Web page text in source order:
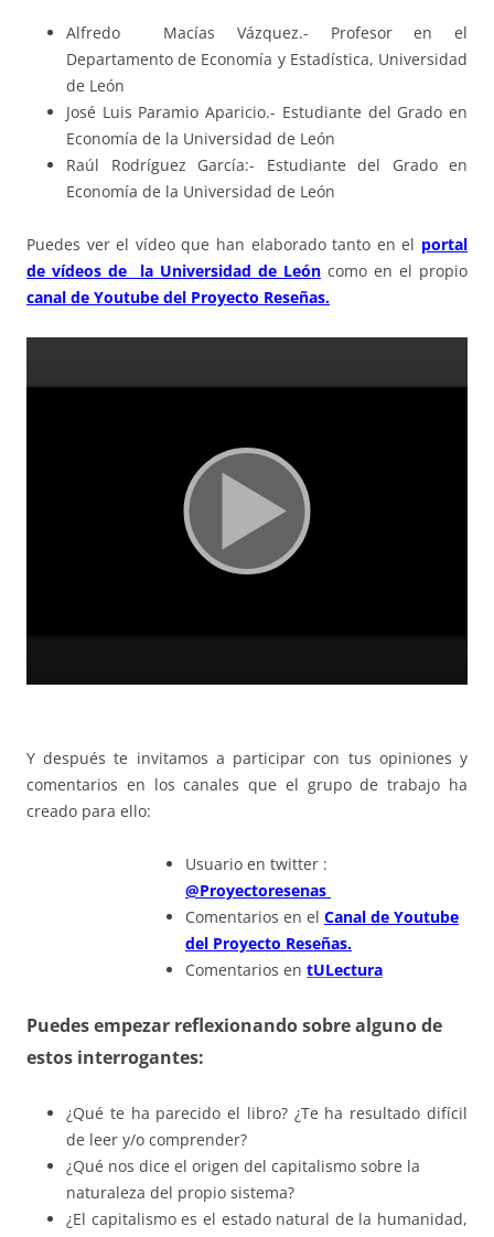
Alfredo Macías Vázquez.- Profesor en el
Departamento de Economía y Estadística, Universidad
de León
José Luis Paramio Aparicio.- Estudiante del Grado en
Economía de la Universidad de León
Raúl Rodríguez García:- Estudiante del Grado en
Economía de la Universidad de León
Puedes ver el vídeo que han elaborado tanto en el portal
de vídeos de la Universidad de León como en el propio
canal de Youtube del Proyecto Reseñas.
Y después te invitamos a participar con tus opiniones y
comentarios en los canales que el grupo de trabajo ha
creado para ello:
Usuario en twitter :
@Proyectoresenas
Comentarios en el Canal de Youtube
del Proyecto Reseñas.
Comentarios en tULectura
Puedes empezar reflexionando sobre alguno de
estos interrogantes:
¿Qué te ha parecido el libro? ¿Te ha resultado difícil
de leer y/o comprender?
¿Qué nos dice el origen del capitalismo sobre la
naturaleza del propio sistema?
¿El capitalismo es el estado natural de la humanidad,